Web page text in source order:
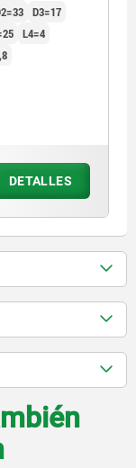
D3=17
L4=4
DETALLES